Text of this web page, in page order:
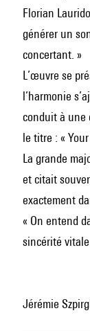
Florian
générer un
concertant. »
L’œuvre se
l’harmonie
conduit à une
le titre : «
La grande
et citait
exactement
« On entend
sincérité
Jérémie